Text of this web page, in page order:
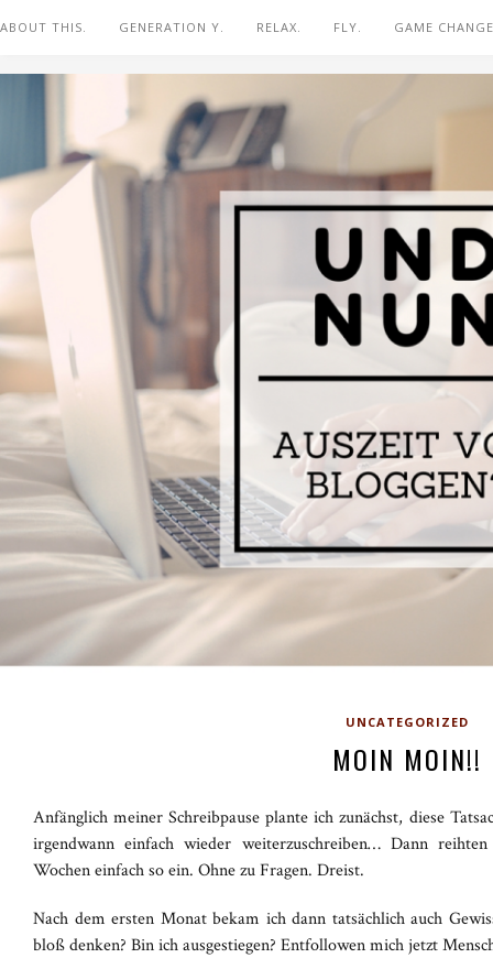
ABOUT THIS. GENERATION Y. RELAX. FLY. GAME
UNCATEGORIZED
MOIN MOIN!!
Anfänglich meiner Schreibpause plante ich zunächst, diese
irgendwann einfach wieder weiterzuschreiben… Dann
Wochen einfach so ein. Ohne zu Fragen. Dreist.
Nach dem ersten Monat bekam ich dann tatsächlich auch
bloß denken? Bin ich ausgestiegen? Entfollowen mich jetzt